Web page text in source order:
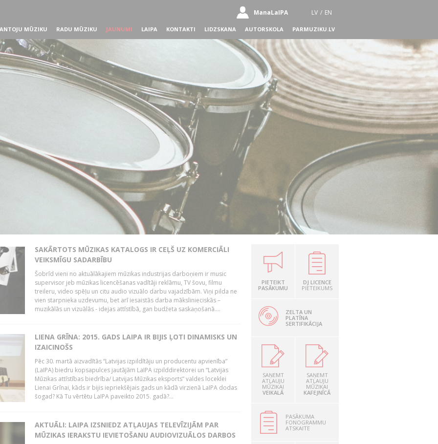
ManaLaIPA LV / EN
MŪZIKU RADU MŪZIKU JAUNUMI LAIPA KONTAKTI LIDZSKANA AUTORSKOLA PARMUZIKU.LV
SAKĀRTOTS MŪZIKAS KATALOGS IR CEĻŠ UZ KOMERCIĀLI
VEIKSMĪGU SADARBĪBU
Šobrīd vieni no aktuālākajiem mūzikas industrijas darboņiem ir music
supervisor jeb mūzikas licencēšanas vadītāji reklāmu, TV šovu, filmu
treileru, video spēļu un citu audio vizuālo darbu vajadzībām. Viņi pilda ne
vien starpnieka uzdevumu, bet arī iesaistās darba mākslinieciskās –
muzikālās un vizuālās - idejas attīstībā, gan budžeta saskaņošanā....
LIENA GRĪNA: 2015. GADS LAIPA IR BIJIS ĻOTI DINAMISKS UN
IZAICINOŠS
Pēc 30. martā aizvadītās “Latvijas izpildītāju un producentu apvienība”
(LaIPA) biedru kopsapulces jautājām LaIPA izpilddirektorei un “Latvijas
Mūzikas attīstības biedrība/ Latvijas Mūzikas eksports” valdes loceklei
Lienai Grīnai, kāds ir bijis iepriekšējais gads un kādā virzienā LaIPA dodas
šogad? Kā Tu vērtētu LaIPA paveikto 2015. gadā?...
AKTUĀLI: LAIPA IZSNIEDZ ATĻAUJAS TELEVĪZIJĀM PAR
MŪZIKAS IERAKSTU IEVIETOŠANU AUDIOVIZUĀLOS DARBOS
PIETEIKT
PASĀKUMU
DJ LICENCE
PIETEIKUMS
ZELTA UN
PLATĪNA
SERTIFIKĀCIJA
SAŅEMT
ATĻAUJU
MŪZIKAI
VEIKALĀ
SAŅEMT
ATĻAUJU
MŪZIKAI
KAFEJNĪCĀ
PASĀKUMA
FONOGRAMMU
ATSKAITE